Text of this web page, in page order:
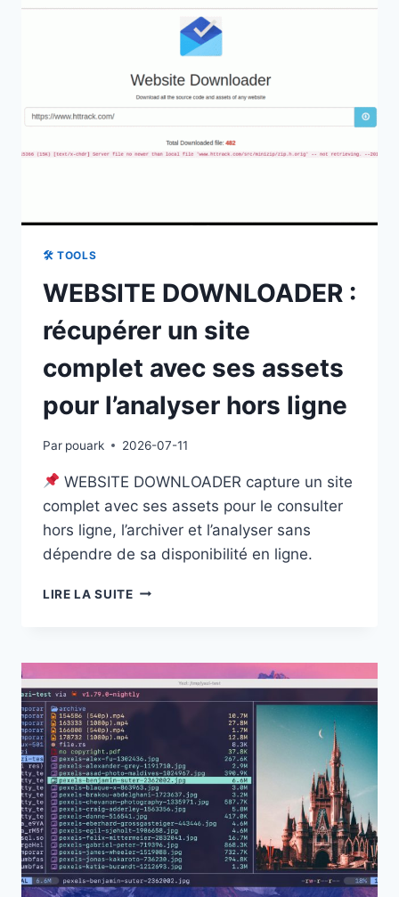
APP
FICHIERS
RÉSIDUELS
🛠 TOOLS
WEBSITE DOWNLOADER :
récupérer un site
complet avec ses assets
pour l’analyser hors ligne
Par pouark 2026-07-11
WEBSITE DOWNLOADER capture un site
complet avec ses assets pour le consulter
hors ligne, l’archiver et l’analyser sans
dépendre de sa disponibilité en ligne.
LIRE LA SUITEWEBSITE
UN
SITE
COMPLET
ASSETS
POUR
L’ANALYSER
HORS
LIGNE